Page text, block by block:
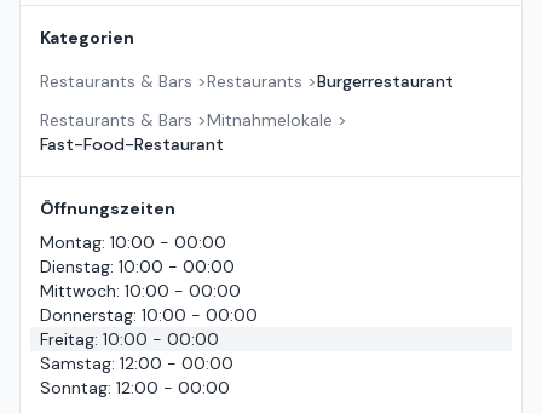
Kategorien
Restaurants & Bars >Restaurants >Burgerrestaurant
Restaurants & Bars >Mitnahmelokale >
Fast-Food-Restaurant
Öffnungszeiten
Montag: 10:00 - 00:00
Dienstag: 10:00 - 00:00
Mittwoch: 10:00 - 00:00
Donnerstag: 10:00 - 00:00
Freitag: 10:00 - 00:00
Samstag: 12:00 - 00:00
Sonntag: 12:00 - 00:00